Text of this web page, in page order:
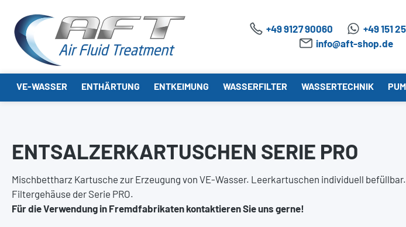
Zur Hauptnavigation springen
+49 9127 90060
+49 151
info@aft-shop.de
VE-WASSER ENTHÄRTUNG ENTKEIMUNG WASSERFILTER WASSERTECHNIK
ENTSALZERKARTUSCHEN SERIE PRO
Mischbettharz Kartusche zur Erzeugung von VE-Wasser. Leerkartuschen individuell
Filtergehäuse der Serie PRO.
Für die Verwendung in Fremdfabrikaten kontaktieren Sie uns gerne!